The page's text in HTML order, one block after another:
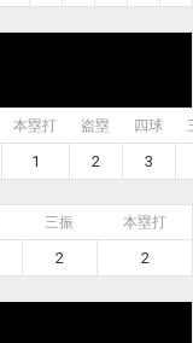
本塁打 盗塁 四球
1 2 3
三振 本塁打
2 2